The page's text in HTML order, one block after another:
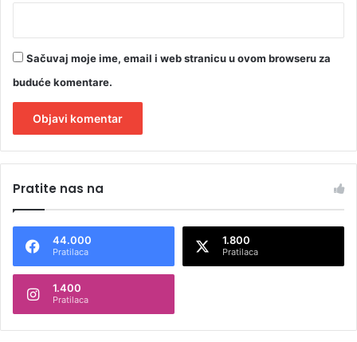
Sačuvaj moje ime, email i web stranicu u ovom browseru za
buduće komentare.
t
n
t
Pratite nas na
44.000
Pratilaca
1.800
Pratilaca
1.400
Pratilaca